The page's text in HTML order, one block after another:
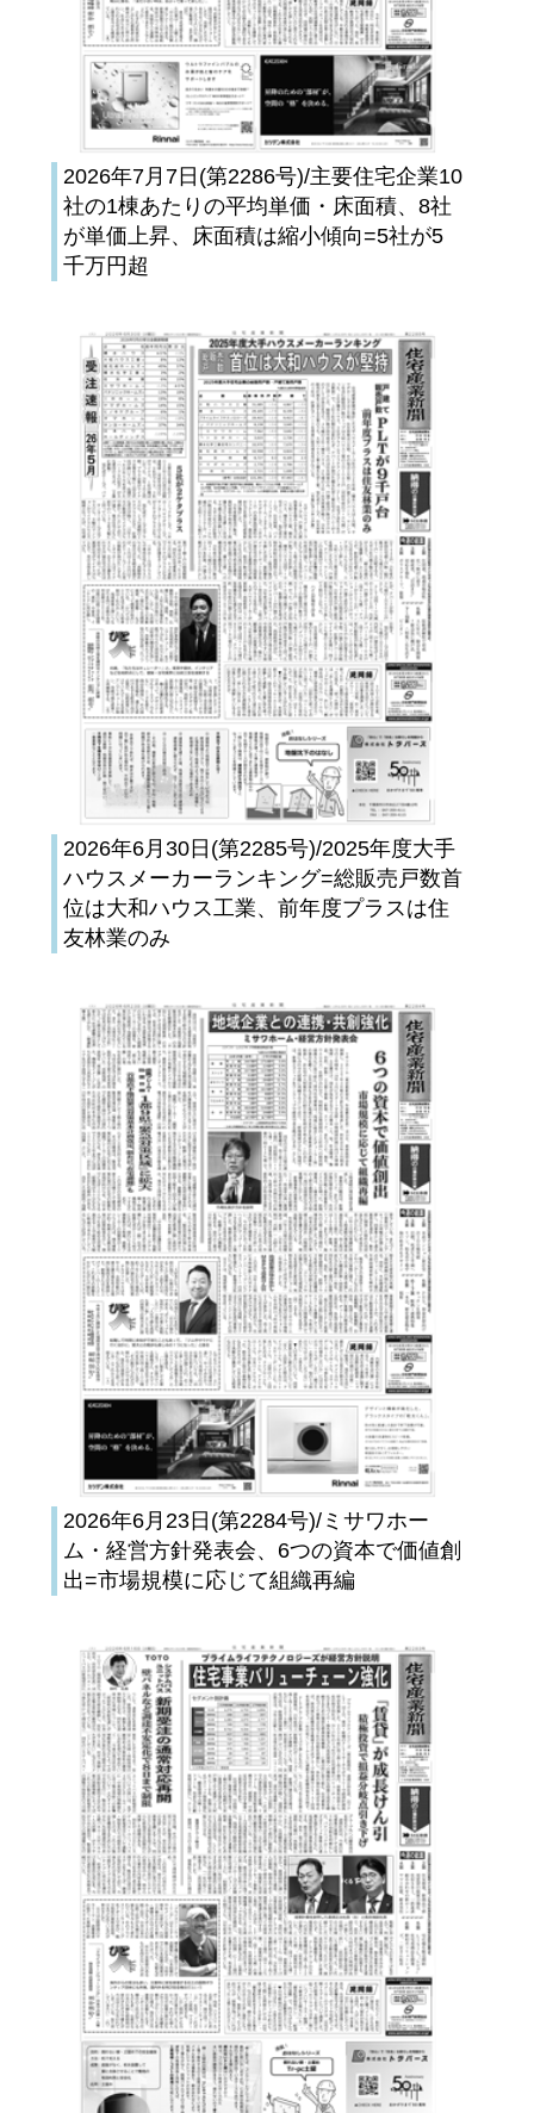
2026年7月7日(第2286号)/主要住宅企業10
社の1棟あたりの平均単価・床面積、8社
が単価上昇、床面積は縮小傾向=5社が5
千万円超
2026年6月30日(第2285号)/2025年度大手
ハウスメーカーランキング=総販売戸数首
位は大和ハウス工業、前年度プラスは住
友林業のみ
2026年6月23日(第2284号)/ミサワホー
ム・経営方針発表会、6つの資本で価値創
出=市場規模に応じて組織再編